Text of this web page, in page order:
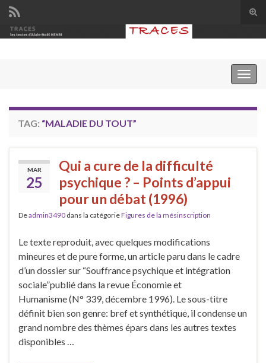
Search for:
TAG: “MALADIE DU TOUT”
MAR
25
Qui a cure de la difficulté
psychique ? – Points d’appui
pour un débat (1996)
Deadmin3490 dans la catégorieFigures de la mésinscription
Le texte reproduit, avec quelques modifications
mineures et de pure forme, un article paru dans le cadre
d’un dossier sur “Souffrance psychique et intégration
sociale”publié dans la revue Économie et
Humanisme (N° 339, décembre 1996). Le sous-titre
définit bien son genre: bref et synthétique, il condense un
grand nombre des thèmes épars dans les autres textes
disponibles …